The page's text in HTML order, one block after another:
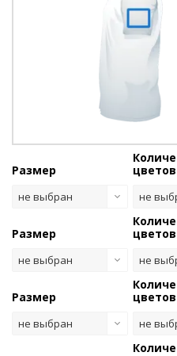
Размер
не выбран не
Размер
не выбран не
Размер
не выбран не